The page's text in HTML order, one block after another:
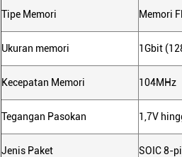
Tipe Memori Memori
Ukuran memori 1Gbit
Kecepatan Memori 104MHz
Tegangan Pasokan 1,7V
Jenis Paket SOIC 8-